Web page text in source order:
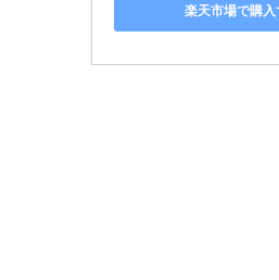
楽天市場で購入